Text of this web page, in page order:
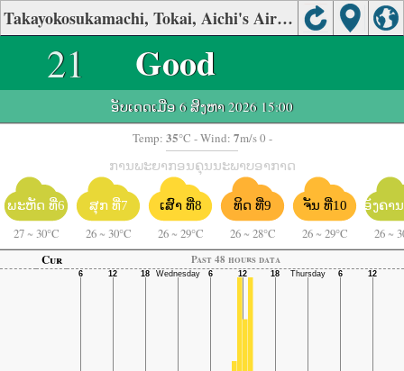
Takayokosukamachi, Tokai, Aichi's Air Quality
21 Good
ອັບເດດເມື່ອ 6 ສິງຫາ 2026 15:00
Temp: 35°C - Wind: 7m/s 0 -
ການພະຍາກອນຄຸນນະພາບອາກາດ
ພະຫັດ ທີ່6
27 ~ 30°C
ສຸກ ທີ່7
26 ~ 30°C
ເສົາ ທີ່8
26 ~ 29°C
ທິດ ທີ່9
26 ~ 28°C
ຈັນ ທີ່10
26 ~ 29°C
ອັງຄາ
26 ~
Cur
Past 48 hours data